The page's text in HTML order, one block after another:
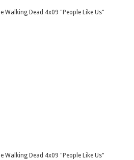
Walking Dead 4x09 "People Like Us"
Walking Dead 4x09 "People Like Us"